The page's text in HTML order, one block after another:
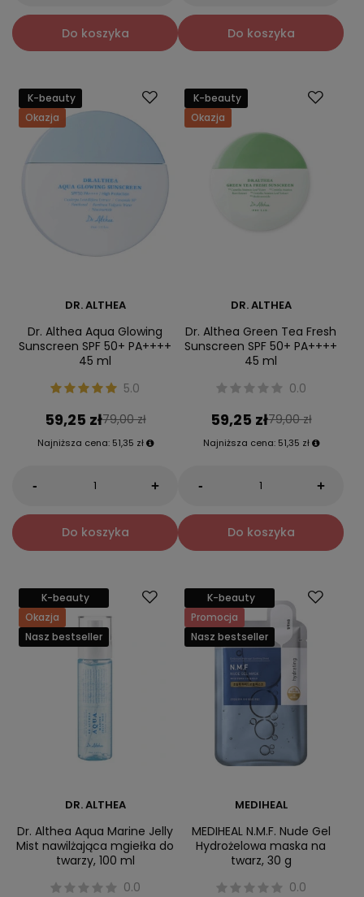
Do koszyka Do koszyka
K-beauty
Okazja
DR. ALTHEA
Dr. Althea Aqua Glowing
Sunscreen SPF 50+ PA++++
45 ml
5.0
59,25 zł79,00 zł
Najniższa cena: 51,35 zł
- +
Do koszyka
K-beauty
Okazja
DR. ALTHEA
Dr. Althea Green Tea Fresh
Sunscreen SPF 50+ PA++++
45 ml
0.0
59,25 zł79,00 zł
Najniższa cena: 51,35 zł
- +
Do koszyka
K-beauty
Okazja
Nasz bestseller
DR. ALTHEA
Dr. Althea Aqua Marine Jelly
Mist nawilżająca mgiełka do
twarzy, 100 ml
0.0
K-beauty
Promocja
Nasz bestseller
MEDIHEAL
MEDIHEAL N.M.F. Nude Gel
Hydrożelowa maska na
twarz, 30 g
0.0